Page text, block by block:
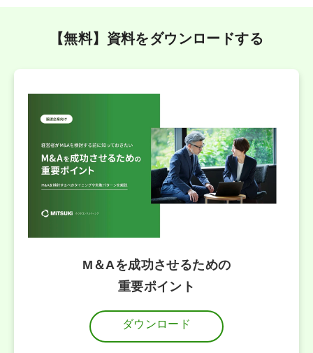
【無料】資料をダウンロードする
M＆Aを成功させるための
重要ポイント
ダウンロード